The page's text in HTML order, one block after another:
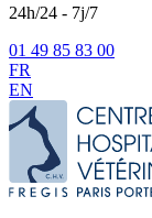
24h/24 - 7j/7
01 49 85 83 00
FR
EN